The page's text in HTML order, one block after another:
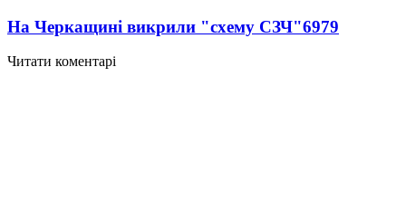
На Черкащині викрили "схему СЗЧ"6979
Читати коментарі